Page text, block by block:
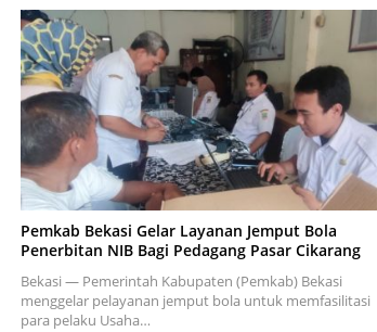
Pemkab Bekasi Gelar Layanan Jemput Bola
Penerbitan NIB Bagi Pedagang Pasar Cikarang
Bekasi — Pemerintah Kabupaten (Pemkab) Bekasi
menggelar pelayanan jemput bola untuk memfasilitasi
para pelaku Usaha…